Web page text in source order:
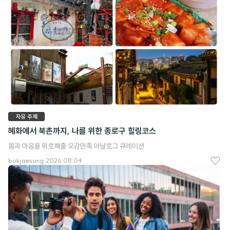
아
요
자유 주제
혜화에서 북촌까지, 나를 위한 종로구 힐링코스
몸과 마음을 위로해줄 오감만족 아날로그 큐레이션
bokjaesung 2026.08.04
좋
아
요